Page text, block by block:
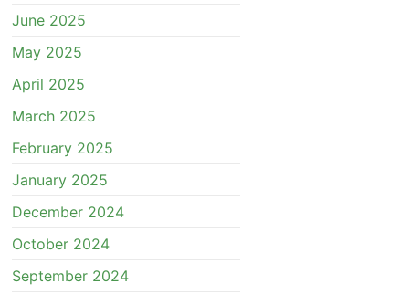
June 2025
May 2025
April 2025
March 2025
February 2025
January 2025
December 2024
October 2024
September 2024